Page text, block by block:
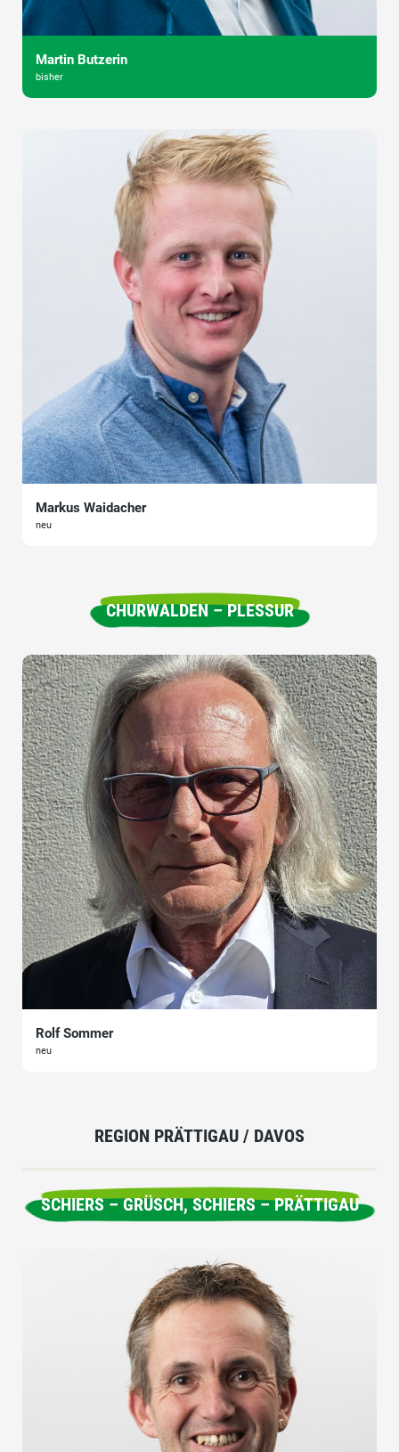
Martin Butzerin
bisher
Markus Waidacher
neu
CHURWALDEN – PLESSUR
Rolf Sommer
neu
REGION PRÄTTIGAU / DAVOS
SCHIERS – GRÜSCH, SCHIERS – PRÄTTIGAU